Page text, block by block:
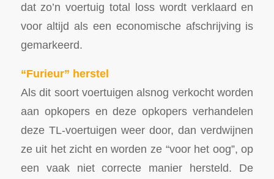
dat zo’n voertuig total loss wordt verklaard en
voor altijd als een economische afschrijving is
gemarkeerd.
“Furieur” herstel
Als dit soort voertuigen alsnog verkocht worden
aan opkopers en deze opkopers verhandelen
deze TL-voertuigen weer door, dan verdwijnen
ze uit het zicht en worden ze “voor het oog”, op
een vaak niet correcte manier hersteld. De